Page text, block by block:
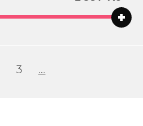
3 ...